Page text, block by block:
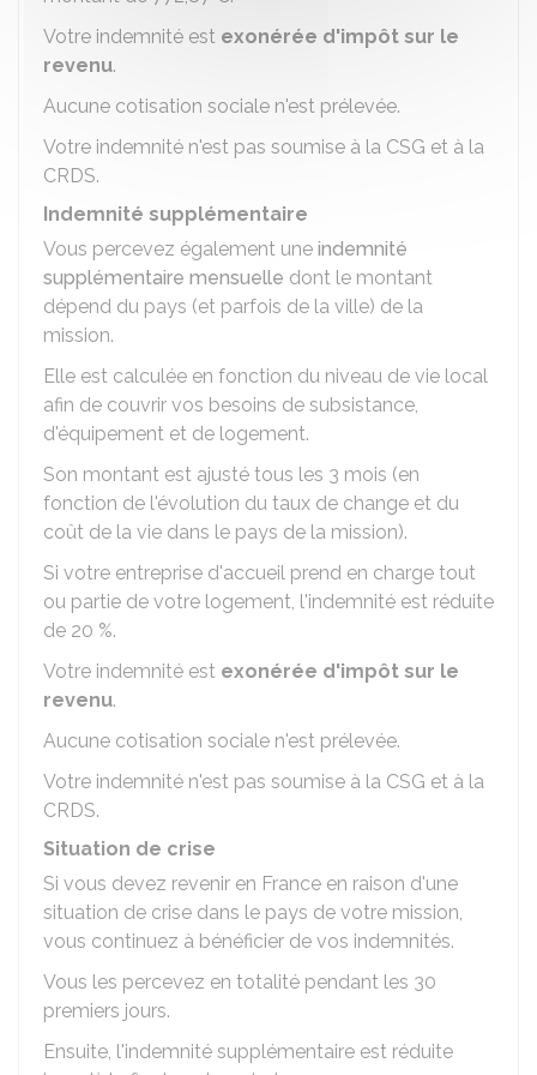
Votre indemnité est exonérée d'impôt sur le
revenu.
Aucune cotisation sociale n'est prélevée.
Votre indemnité n'est pas soumise à la CSG et à la
CRDS.
Indemnité supplémentaire
Vous percevez également une indemnité
supplémentaire mensuelle dont le montant
dépend du pays (et parfois de la ville) de la
mission.
Elle est calculée en fonction du niveau de vie local
afin de couvrir vos besoins de subsistance,
d'équipement et de logement.
Son montant est ajusté tous les 3 mois (en
fonction de l'évolution du taux de change et du
coût de la vie dans le pays de la mission).
Si votre entreprise d'accueil prend en charge tout
ou partie de votre logement, l'indemnité est réduite
de 20 %.
Votre indemnité est exonérée d'impôt sur le
revenu.
Aucune cotisation sociale n'est prélevée.
Votre indemnité n'est pas soumise à la CSG et à la
CRDS.
Situation de crise
Si vous devez revenir en France en raison d'une
situation de crise dans le pays de votre mission,
vous continuez à bénéficier de vos indemnités.
Vous les percevez en totalité pendant les 30
premiers jours.
Ensuite, l'indemnité supplémentaire est réduite